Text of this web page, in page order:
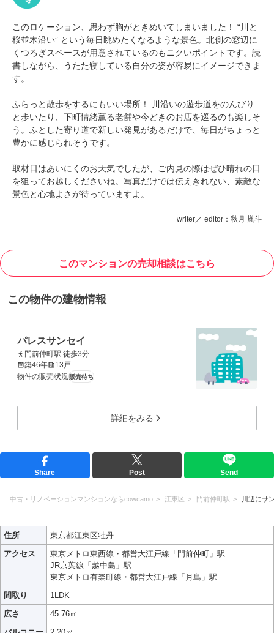
このロケーション、思わず胸がときめいてしまいました！ “川と
桜並木沿い” という毎日眺めたくなるような景色。北側の窓辺に
くつろぎスペースが用意されているのもニクいポイントです。読
書しながら、うたた寝している自分の姿が容易にイメージできま
す。
ふらっと散歩をするにもいい場所！ 川沿いの遊歩道をのんびり
と歩いたり、下町情緒薫る老舗や今どきのお店を巡るのも楽しそ
う。ふとした寄り道で新しい発見があるだけで、毎日がちょっと
豊かに感じられそうです。
取材日はあいにくのお天気でしたが、ご内見の際はぜひ晴れの日
を狙ってお越しくださいね。写真だけでは伝えきれない、素敵な
景色と心地よさが待っていますよ。
writer／ editor：秋月 胤斗
このマンションの売却相談はこちら
この物件の建物情報
パレスサンセイ
門前仲町駅 徒歩3分
築46年
13戸
物件の販売状況販売待ち
詳細をみる
Share Post Send
中古・リノベーションマンションならcowcamo 江東区 門前仲町駅 川辺にサ
住所
東京都江東区牡丹
アクセス
東京メトロ東西線・都営大江戸線「門前仲町」駅
JR京葉線「越中島」駅
東京メトロ有楽町線・都営大江戸線「月島」駅
間取り
1LDK
広さ
45.76㎡